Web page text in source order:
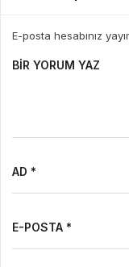
E-posta hesabınız
BIR YORUM YAZ
AD *
E-POSTA *